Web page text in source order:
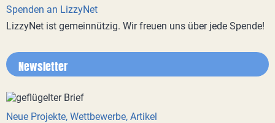
Spenden an LizzyNet
LizzyNet ist gemeinnützig. Wir freuen uns über jede Spende!
Newsletter
Neue Projekte, Wettbewerbe, Artikel